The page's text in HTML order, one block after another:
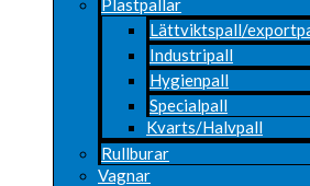
Plastpallar
Lättviktspall/
Industripall
Hygienpall
Specialpall
Kvarts/Halvpall
Rullburar
Vagnar